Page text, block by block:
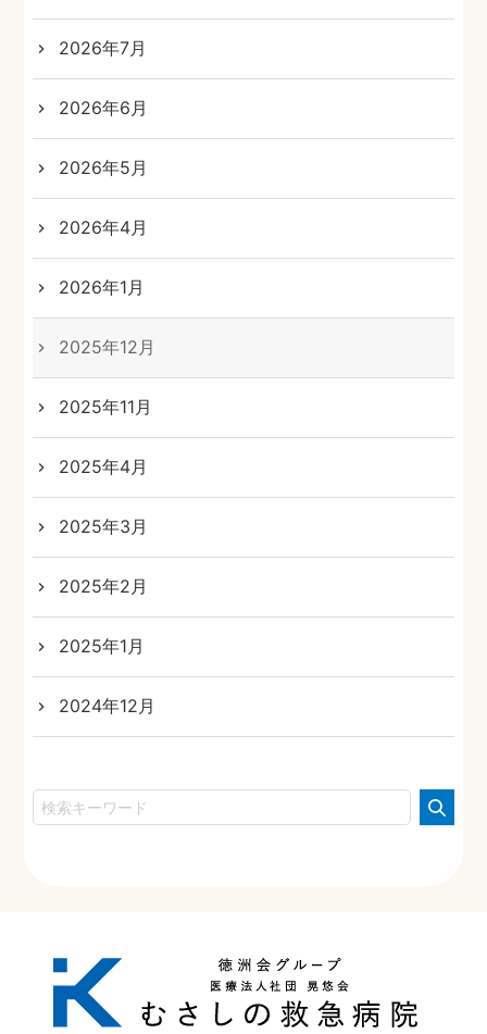
2026年7月
2026年6月
2026年5月
2026年4月
2026年1月
2025年12月
2025年11月
2025年4月
2025年3月
2025年2月
2025年1月
2024年12月